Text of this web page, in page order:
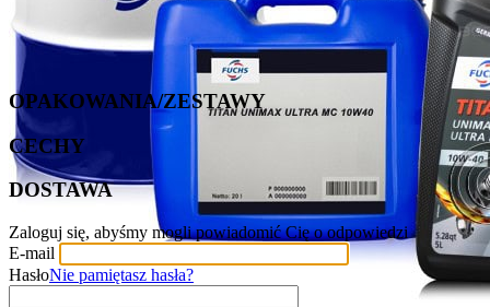
OPAKOWANIA/ZESTAWY
CECHY
DOSTAWA
Zaloguj się, abyśmy mogli powiadomić Cię o odpowiedzi
E-mail
HasłoNie pamiętasz hasła?